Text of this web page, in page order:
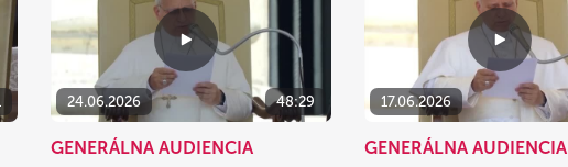
24.06.2026 48:29
GENERÁLNA AUDIENCIA
17.06.2026
GENERÁLNA AUDIENCIA